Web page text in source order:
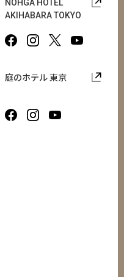
NOHGA HOTEL
AKIHABARA TOKYO
庭のホテル 東京